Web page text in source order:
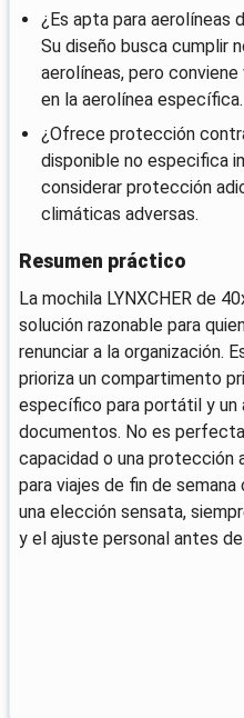
¿Es apta para aerolíneas
Su diseño busca cumplir
aerolíneas, pero
en la aerolínea específica.
¿Ofrece protección
disponible no especifica
considerar protección
climáticas adversas.
Resumen práctico
La mochila LYNXCHER de
solución razonable para
renunciar a la organización.
prioriza un compartimento
específico para portátil y un
documentos. No es
capacidad o una protección
para viajes de fin de
una elección sensata,
y el ajuste personal antes